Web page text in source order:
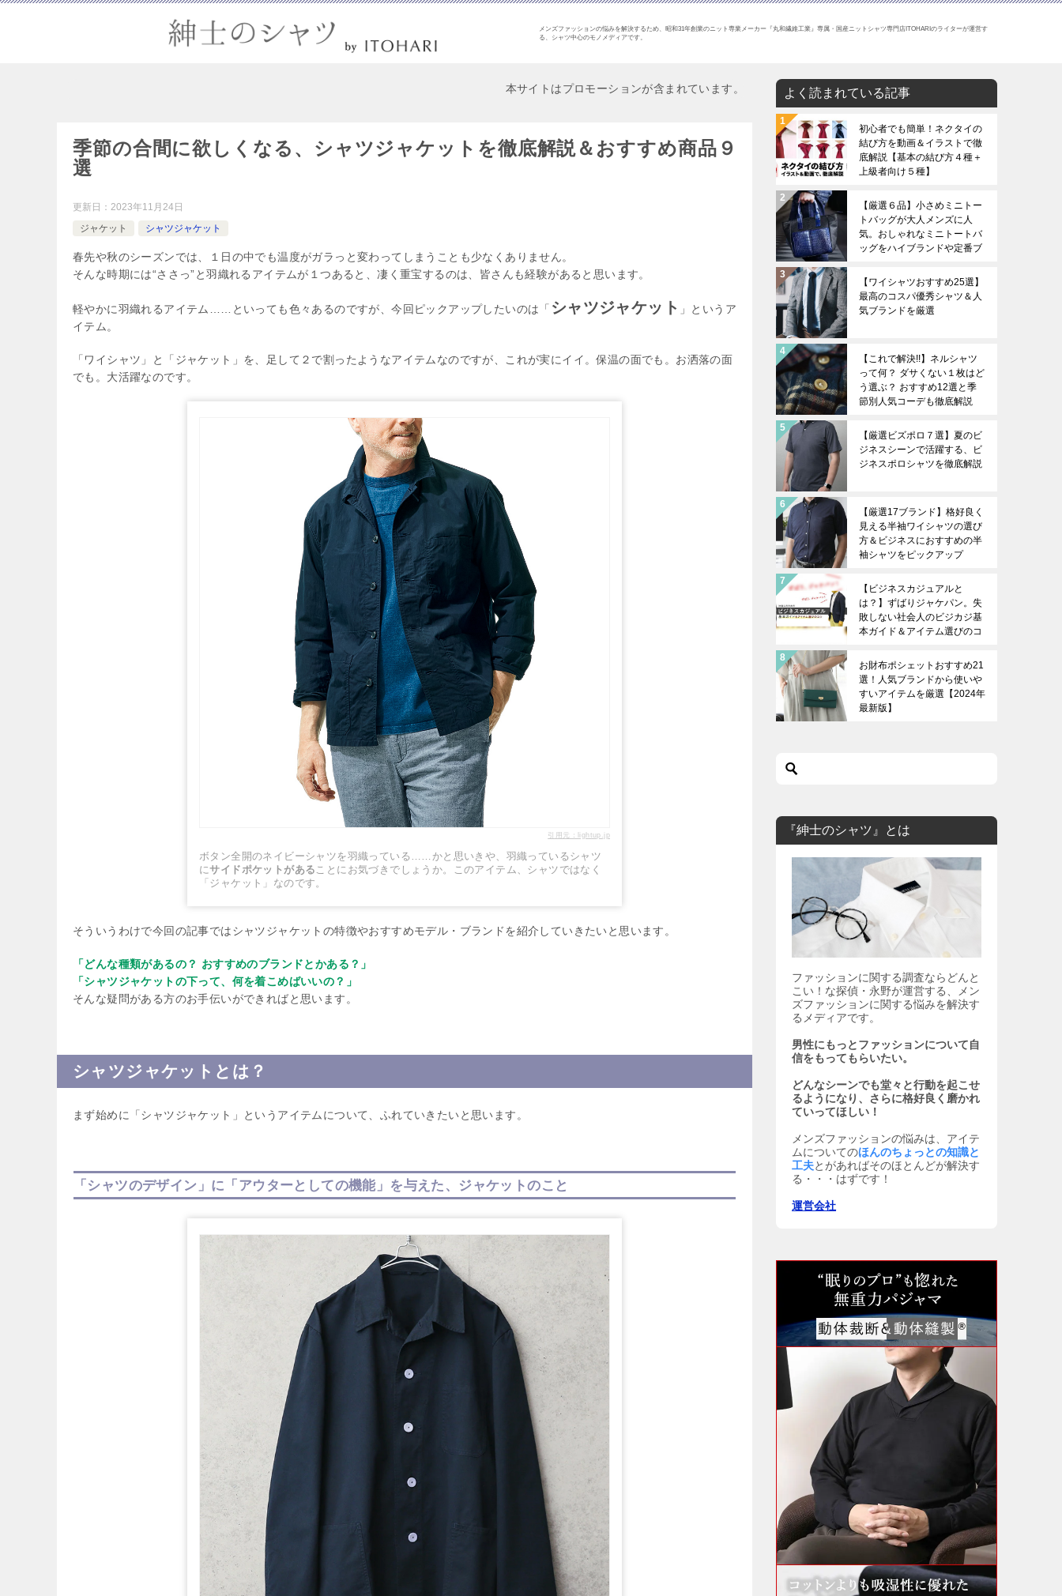
メンズファッションの悩みを解決するため、昭和31年創業のニット専業メーカー『丸和繊維工業』専属・国産ニットシャツ専門店ITOHARIのライターが運営す
る、シャツ中心のモノメディアです。
本サイトはプロモーションが含まれています。
季節の合間に欲しくなる、シャツジャケットを徹底解説＆おすすめ商品９
選
更新日： 2023年11月24日
ジャケット
シャツジャケット
春先や秋のシーズンでは、１日の中でも温度がガラっと変わってしまうことも少なくありません。
そんな時期には“ささっ”と羽織れるアイテムが１つあると、凄く重宝するのは、皆さんも経験があると思います。
軽やかに羽織れるアイテム……といっても色々あるのですが、今回ピックアップしたいのは「 シャツジャケット 」というア
イテム。
「ワイシャツ」と「ジャケット」を、足して２で割ったようなアイテムなのですが、これが実にイイ。保温の面でも。お洒落の面
でも。大活躍なのです。
引用元：lightup.jp
ボタン全開のネイビーシャツを羽織っている……かと思いきや、羽織っているシャツ
にサイドポケットがあることにお気づきでしょうか。このアイテム、シャツではなく
「ジャケット」なのです。
そういうわけで今回の記事ではシャツジャケットの特徴やおすすめモデル・ブランドを紹介していきたいと思います。
「どんな種類があるの？ おすすめのブランドとかある？」
「シャツジャケットの下って、何を着こめばいいの？」
そんな疑問がある方のお手伝いができればと思います。
シャツジャケットとは？
まず始めに「シャツジャケット」というアイテムについて、ふれていきたいと思います。
「シャツのデザイン」に「アウターとしての機能」を与えた、ジャケットのこと
よく読まれている記事
初心者でも簡単！ネクタイの
結び方を動画＆イラストで徹
底解説【基本の結び方４種＋
上級者向け５種】
【厳選６品】小さめミニトー
トバッグが大人メンズに人
気。おしゃれなミニトートバ
ッグをハイブランドや定番ブ
【ワイシャツおすすめ25選】
最高のコスパ優秀シャツ＆人
気ブランドを厳選
【これで解決!!】ネルシャツ
って何？ ダサくない１枚はど
う選ぶ？ おすすめ12選と季
節別人気コーデも徹底解説
【厳選ビズポロ７選】夏のビ
ジネスシーンで活躍する、ビ
ジネスポロシャツを徹底解説
【厳選17ブランド】格好良く
見える半袖ワイシャツの選び
方＆ビジネスにおすすめの半
袖シャツをピックアップ
【ビジネスカジュアルと
は？】ずばりジャケパン。失
敗しない社会人のビジカジ基
本ガイド＆アイテム選びのコ
お財布ポシェットおすすめ21
選！人気ブランドから使いや
すいアイテムを厳選【2024年
最新版】
『紳士のシャツ』とは
ファッションに関する調査ならどんと
こい！な探偵・永野が運営する、メン
ズファッションに関する悩みを解決す
るメディアです。
男性にもっとファッションについて自
信をもってもらいたい。
どんなシーンでも堂々と行動を起こせ
るようになり、さらに格好良く磨かれ
ていってほしい！
メンズファッションの悩みは、アイテ
ムについてのほんのちょっとの知識と
工夫とがあればそのほとんどが解決す
る・・・はずです！
運営会社